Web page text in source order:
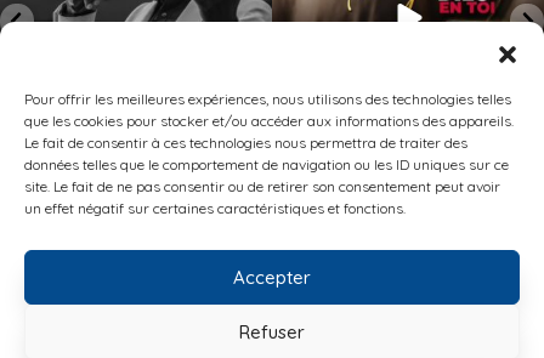
Pour offrir les meilleures expériences, nous utilisons des technologies telles
que les cookies pour stocker et/ou accéder aux informations des appareils.
Le fait de consentir à ces technologies nous permettra de traiter des
données telles que le comportement de navigation ou les ID uniques sur ce
site. Le fait de ne pas consentir ou de retirer son consentement peut avoir
un effet négatif sur certaines caractéristiques et fonctions.
Accepter
Refuser
Suivez moi sur Instagram
POLITIQUE DE COOKIES (UE)